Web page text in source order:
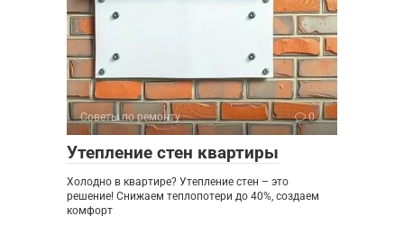
Советы по ремонту 0
Утепление стен квартиры
Холодно в квартире? Утепление стен – это
решение! Снижаем теплопотери до 40%, создаем
комфорт